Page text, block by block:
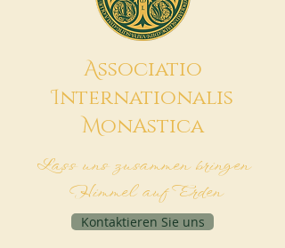
Associatio
Internationalis
MonAstica
Lass uns zusammen bringen
Himmel auf Erden
Kontaktieren Sie uns